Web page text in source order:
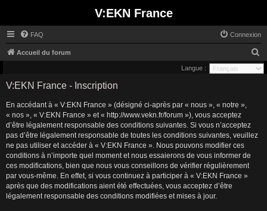
V:EKN France
FAQ Connexion
Accueil du forum
e
Langue :
V:EKN France - Inscription
En accédant à « V:EKN France » (désigné ci-après par « nous », « notre »,
« nos », « V:EKN France » et « http://www.vekn.fr/forum »), vous acceptez
d’être légalement responsable des conditions suivantes. Si vous n’acceptez
pas d’être légalement responsable de toutes les conditions suivantes, veuillez
ne pas utiliser et accéder à « V:EKN France ». Nous pouvons modifier ces
conditions à n’importe quel moment et nous essaierons de vous informer de
ces modifications, bien que nous vous conseillons de vérifier régulièrement
par vous-même. En effet, si vous continuez à participer à « V:EKN France »
après que des modifications aient été effectuées, vous acceptez d’être
légalement responsable des conditions modifiées et mises à jour.